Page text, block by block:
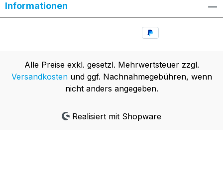
Informationen
Alle Preise exkl. gesetzl. Mehrwertsteuer zzgl.
Versandkostenund ggf. Nachnahmegebühren, wenn
nicht anders angegeben.
Realisiert mit Shopware